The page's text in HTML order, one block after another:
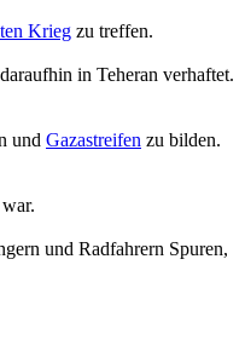
Krieg zu treffen.
in Teheran verhaftet.
und Gazastreifen zu bilden.
und Radfahrern Spuren,